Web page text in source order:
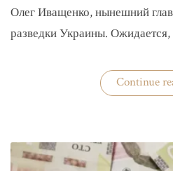
Олег Иващенко, нынешний
разведки Украины.
Continue